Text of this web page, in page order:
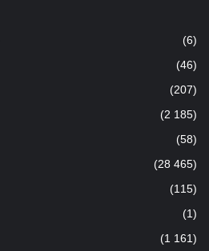
(6)
(46)
(207)
(2 185)
(58)
(28 465)
(115)
(1)
(1 161)